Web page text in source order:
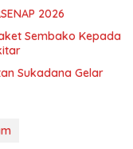
2026
Sembako Kepada
Sukadana Gelar